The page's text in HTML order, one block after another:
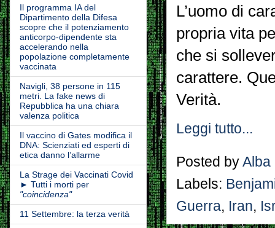
L’uomo di
propria vita
che si
carattere.
Verità.
Leggi tutto...
Posted by Alba
Labels:
Guerra, Iran,
Il programma IA del
Dipartimento della Difesa
scopre che il potenziamento
anticorpo-dipendente sta
accelerando nella
popolazione completamente
vaccinata
Navigli, 38 persone in 115
metri. La fake news di
Repubblica ha una chiara
valenza politica
Il vaccino di Gates modifica il
DNA: Scienziati ed esperti di
etica danno l’allarme
La Strage dei Vaccinati Covid
► Tutti i morti per
"coincidenza"
11 Settembre: la terza verità